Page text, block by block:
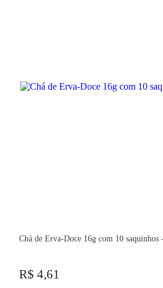
Chá de Erva-Doce 16g com 10 saquinhos
R$ 4,61